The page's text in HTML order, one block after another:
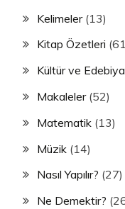
Kelimeler(13)
Kitap Özetleri
Kültür ve
Makaleler(52)
Matematik (13)
Müzik (14)
Nasıl Yapılır? (27)
Ne Demektir?